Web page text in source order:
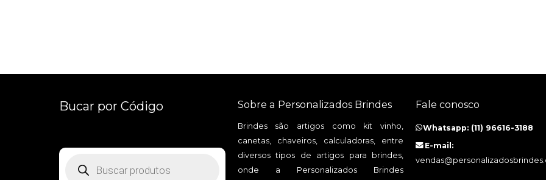
Bucar por Código
produtos
Sobre a Personalizados Brindes
Brindes são artigos como kit vinho,
canetas, chaveiros, calculadoras, entre
diversos tipos de artigos para brindes,
onde a Personalizados Brindes
Fale conosco
Whatsapp: (11) 96616-3188
E-mail: